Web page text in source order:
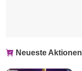
Neueste Aktionen